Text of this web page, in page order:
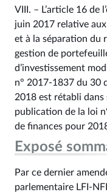
VIII. – L’article 16 de
juin 2017 relative
et à la séparation du
gestion de
d’investissement
n° 2017‑1837 du 30
2018 est rétabli dans
publication de la loi
de finances pour
Exposé
Par ce dernier
parlementaire LFI-